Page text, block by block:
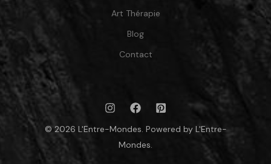
Art Thérapie
Blog
Contact
© 2026 L'Entre-Mondes. Powered by L'Entre-
Mondes.